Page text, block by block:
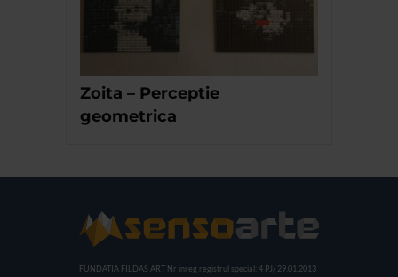
Zoita – Perceptie
geometrica
FUNDATIA FILDAS ART Nr inreg registrul special: 4 PJ/ 29.01.2013